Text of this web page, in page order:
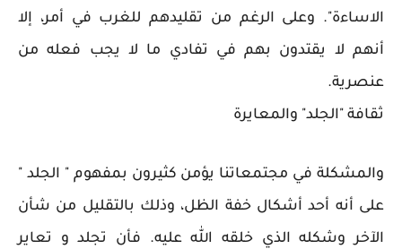
الاساءة". وعلى الرغم من تقليدهم للغرب في أمر، إلا
أنهم لا يقتدون بهم في تفادي ما لا يجب فعله من
عنصرية.
ثقافة "الجلد" والمعايرة
والمشكلة في مجتمعاتنا يؤمن كثيرون بمفهوم " الجلد "
على أنه أحد أشكال خفة الظل، وذلك بالتقليل من شأن
الآخر وشكله الذي خلقه الله عليه. فأن تجلد و تعاير